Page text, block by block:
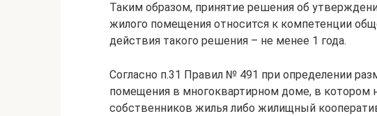
Таким образом, принятие решения об
жилого помещения относится к компетенции
действия такого решения – не менее 1 года.
Согласно п.31 Правил № 491 при определении
помещения в многоквартирном доме, в котором
собственников жилья либо жилищный